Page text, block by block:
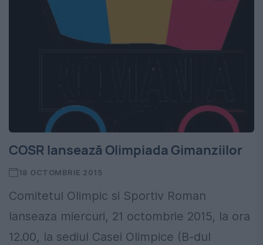
COSR lansează Olimpiada Gimanziilor
18 OCTOMBRIE 2015
Comitetul Olimpic si Sportiv Roman
lanseaza miercuri, 21 octombrie 2015, la ora
12.00, la sediul Casei Olimpice (B-dul